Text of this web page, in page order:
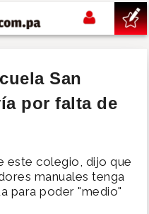
San
por falta de
este colegio, dijo que
manuales tenga
para poder "medio"